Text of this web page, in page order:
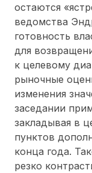
остаются
ведомства
готовность
для
к целевому
рыночные
изменения
заседании
закладывая в
пунктов
конца года.
резко